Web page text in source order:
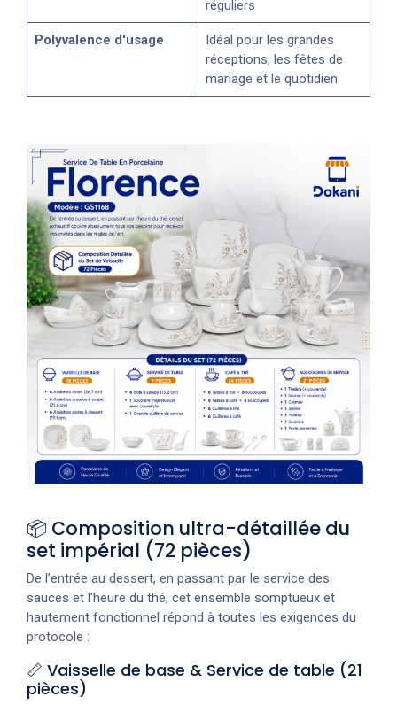
réguliers
Polyvalence d'usage
Idéal pour les grandes
réceptions, les fêtes de
mariage et le quotidien
📦 Composition ultra-détaillée du
set impérial (72 pièces)
De l’entrée au dessert, en passant par le service des
sauces et l’heure du thé, cet ensemble somptueux et
hautement fonctionnel répond à toutes les exigences du
protocole :
📏 Vaisselle de base & Service de table (21
pièces)